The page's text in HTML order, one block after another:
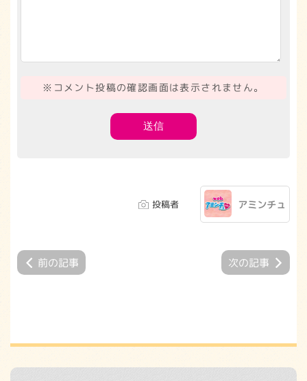
※コメント投稿の確認画面は表示されません。
投稿者 アミンチュ
前の記事 次の記事